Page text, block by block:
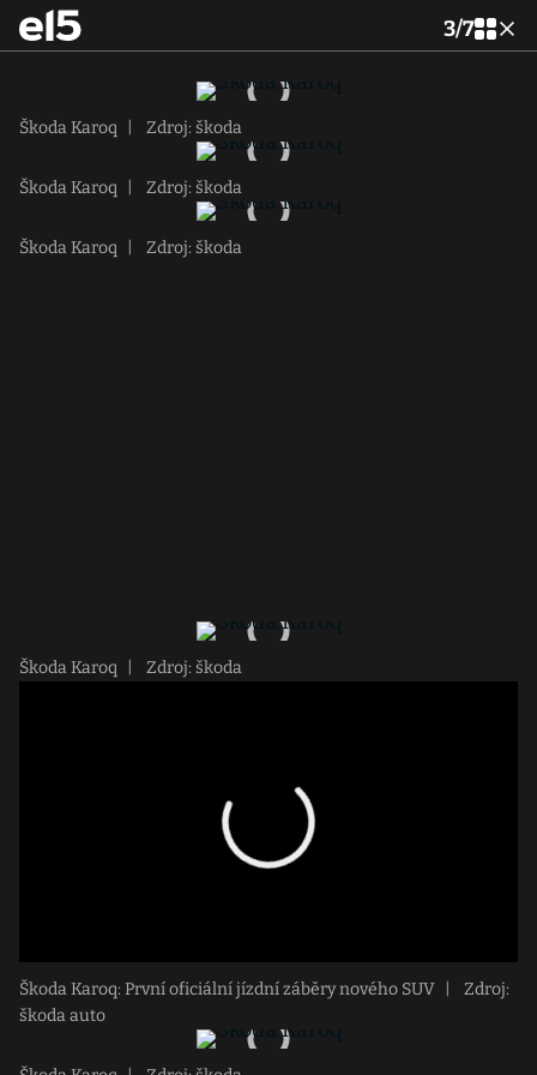
3/7
Škoda Karoq Zdroj: škoda
Škoda Karoq Zdroj: škoda
Škoda Karoq Zdroj: škoda
Škoda Karoq Zdroj: škoda
Škoda Karoq: První oficiální jízdní záběry nového SUV
Zdroj:
škoda auto